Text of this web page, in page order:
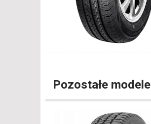
Pozostałe modele